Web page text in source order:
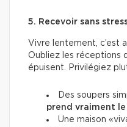
5. Recevoir sans
Vivre lentement, c’est
Oubliez les réceptions
épuisent. Privilégiez
Des soupers
prend vraiment
Une maison